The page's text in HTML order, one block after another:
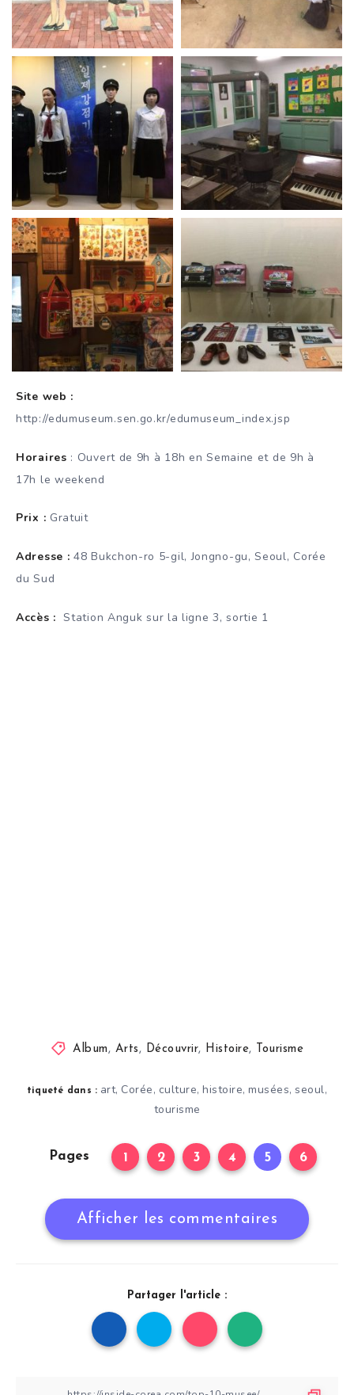
Site web :
http://edumuseum.sen.go.kr/edumuseum_index.jsp
Horaires : Ouvert de 9h à 18h en Semaine et de 9h à
17h le weekend
Prix : Gratuit
Adresse : 48 Bukchon-ro 5-gil, Jongno-gu, Seoul, Corée
du Sud
Accès : Station Anguk sur la ligne 3, sortie 1
Album , Arts , Découvrir, Histoire, Tourisme
tiqueté dans : art, Corée, culture,histoire,musées,seoul,
tourisme
Pages 1 2 3 4 5 6
Afficher les commentaires
Partager l'article :